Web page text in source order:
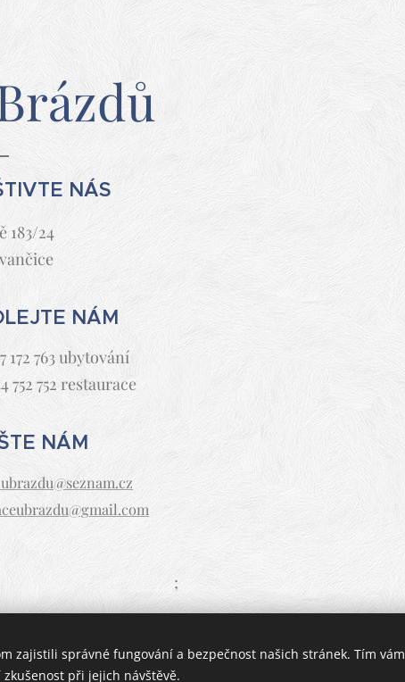
NÁS
183/24
NÁM
172 763 ubytování
752 752 restaurace
NÁM
;
zajistili správné fungování a bezpečnost našich stránek. Tím vám
při jejich návštěvě.